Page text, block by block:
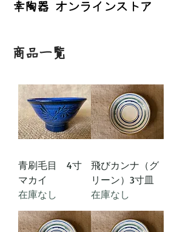
​幸陶器 オンラインストア
​商品一覧
青刷毛目 4寸
マカイ
在庫なし
飛びカンナ（グ
リーン）3寸皿
在庫なし